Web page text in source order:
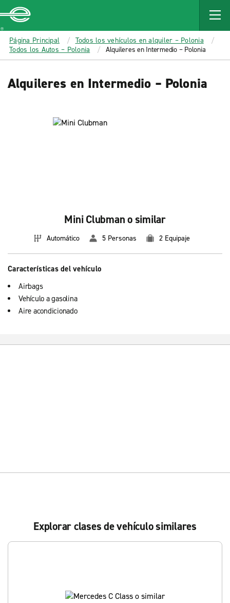
MAIN
CONTENT
Enterprise
Página Principal
Todos los vehículos en alquiler – Polonia
Todos los Autos – Polonia
Alquileres en Intermedio – Polonia
Alquileres en Intermedio – Polonia
Mini Clubman o similar
Automático 5 Personas 2 Equipaje
Características del vehículo
Airbags
Vehículo a gasolina
Aire acondicionado
Explorar clases de vehículo similares